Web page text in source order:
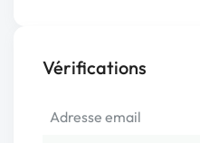
Vérifications
Adresse email